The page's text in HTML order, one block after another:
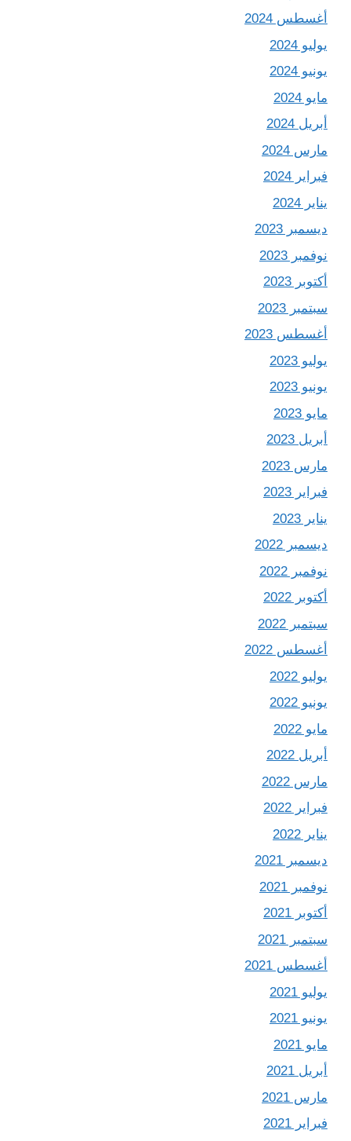
أغسطس 2024
يوليو 2024
يونيو 2024
مايو 2024
أبريل 2024
مارس 2024
فبراير 2024
يناير 2024
ديسمبر 2023
نوفمبر 2023
أكتوبر 2023
سبتمبر 2023
أغسطس 2023
يوليو 2023
يونيو 2023
مايو 2023
أبريل 2023
مارس 2023
فبراير 2023
يناير 2023
ديسمبر 2022
نوفمبر 2022
أكتوبر 2022
سبتمبر 2022
أغسطس 2022
يوليو 2022
يونيو 2022
مايو 2022
أبريل 2022
مارس 2022
فبراير 2022
يناير 2022
ديسمبر 2021
نوفمبر 2021
أكتوبر 2021
سبتمبر 2021
أغسطس 2021
يوليو 2021
يونيو 2021
مايو 2021
أبريل 2021
مارس 2021
فبراير 2021